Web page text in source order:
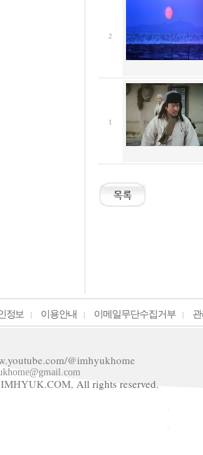
2
1
정보 이용안내 이메일무단수집거부
@imhyukhome
IMHYUK.COM, All rights reserved.